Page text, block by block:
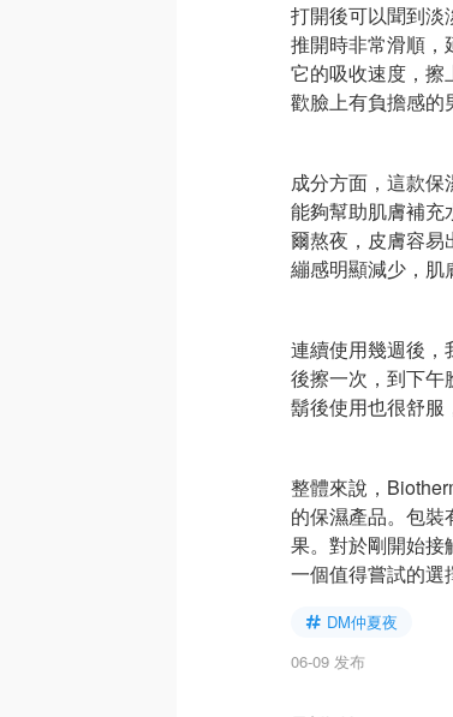
打開後可以聞到淡
推開時非常滑順，
它的吸收速度，擦
歡臉上有負擔感的
成分方面，這款保
能夠幫助肌膚補充
爾熬夜，皮膚容易
繃感明顯減少，肌
連續使用幾週後，
後擦一次，到下午
鬍後使用也很舒服
整體來說，
的保濕產品。包
果。對於剛開始接
一個值得嘗試的選
DM仲夏夜
06-09 发布